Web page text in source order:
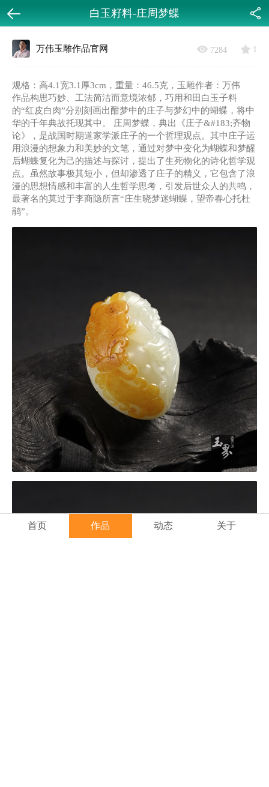
白玉籽料-庄周梦蝶
返回
万伟玉雕作品官网
7284 1
规格：高4.1宽3.1厚3cm，重量：46.5克，玉雕作者：万伟
作品构思巧妙、工法简洁而意境浓郁，巧用和田白玉子料
的“红皮白肉”分别刻画出酣梦中的庄子与梦幻中的蝴蝶，将中
华的千年典故托现其中。 庄周梦蝶，典出《庄子&#183;齐物
论》，是战国时期道家学派庄子的一个哲理观点。其中庄子运
用浪漫的想象力和美妙的文笔，通过对梦中变化为蝴蝶和梦醒
后蝴蝶复化为己的描述与探讨，提出了生死物化的诗化哲学观
点。虽然故事极其短小，但却渗透了庄子的精义，它包含了浪
漫的思想情感和丰富的人生哲学思考，引发后世众人的共鸣，
最著名的莫过于李商隐所言“庄生晓梦迷蝴蝶，望帝春心托杜
鹃”。
首页 作品 动态 关于